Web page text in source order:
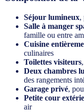
Séjour lumineux,
Salle à manger
famille ou entre
Cuisine
culinaires
Toilettes visiteurs
Deux chambres
des rangements
Garage privé,
Petite cour
air